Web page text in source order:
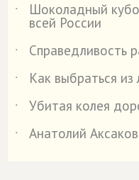
˙ Шоколадный
всей России
˙
Справедливость
˙
Как выбраться
˙
Убитая колея
˙
Анатолий